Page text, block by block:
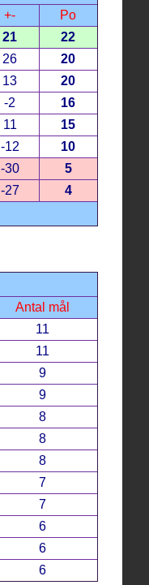
+-
Po
21
22
26
20
13
20
-2
16
11
15
-12
10
-30
5
-27
4
Antal mål
11
11
9
9
8
8
8
7
7
6
6
6